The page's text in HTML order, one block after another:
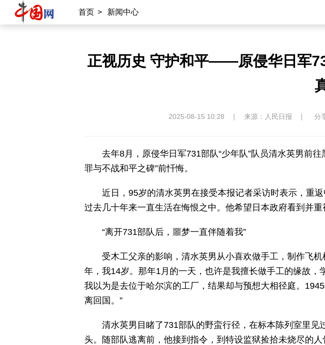
首页 > 新闻中心
正视历史 守护和平——原侵华日军
2025-08-15 10:28 来源：人民日报 分
去年8月，原侵华日军731部队“少年队”队员清水英男前
罪与不战和平之碑”前忏悔。
近日，95岁的清水英男在接受本报记者采访时表示，重
过去几十年来一直生活在悔恨之中。他希望日本政府看到并
“离开731部队后，噩梦一直伴随着我”
受木工父亲的影响，清水英男从小喜欢做手工，制作飞
年，我14岁。那年1月的一天，也许是我擅长做手工的缘故
我以为是去位于哈尔滨的工厂，结果却与预想大相径庭。
离回国。”
清水英男目睹了731部队的野蛮行径，在标本陈列室里见
头。随部队逃离前，他接到指令，到特设监狱捡拾未烧尽的